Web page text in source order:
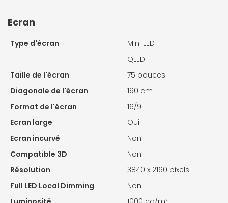
Ecran
Type d'écran
Mini LED
QLED
Taille de l'écran
75 pouces
Diagonale de l'écran
190 cm
Format de l'écran
16/9
Ecran large
Oui
Ecran incurvé
Non
Compatible 3D
Non
Résolution
3840 x 2160 pixels
Full LED Local Dimming
Non